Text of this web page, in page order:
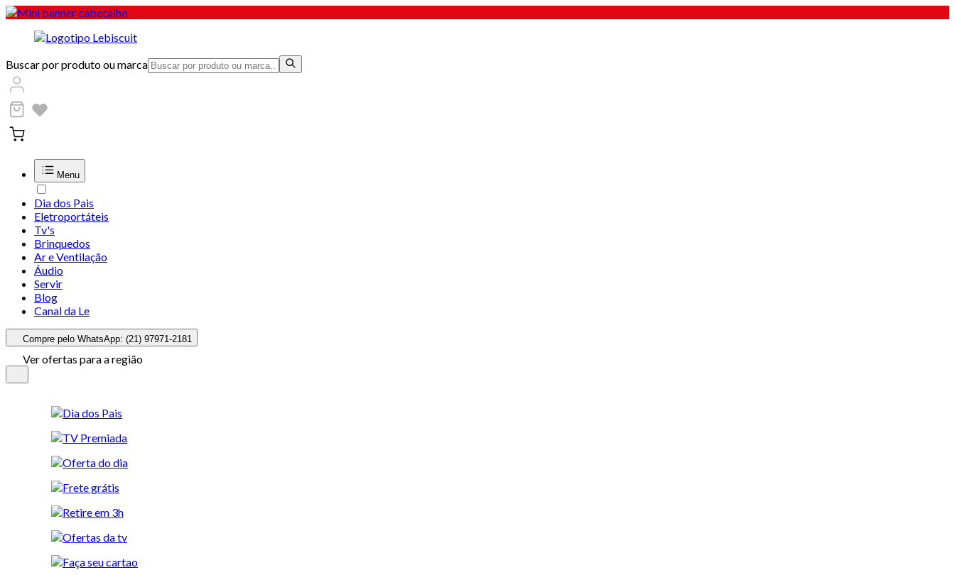
Buscar por produto ou marca
Menu
Dia dos Pais
Eletroportáteis
Tv's
Brinquedos
Ar e Ventilação
Áudio
Servir
Blog
Canal da Le
Compre pelo WhatsApp: (21) 97971-2181
Ver ofertas para a região